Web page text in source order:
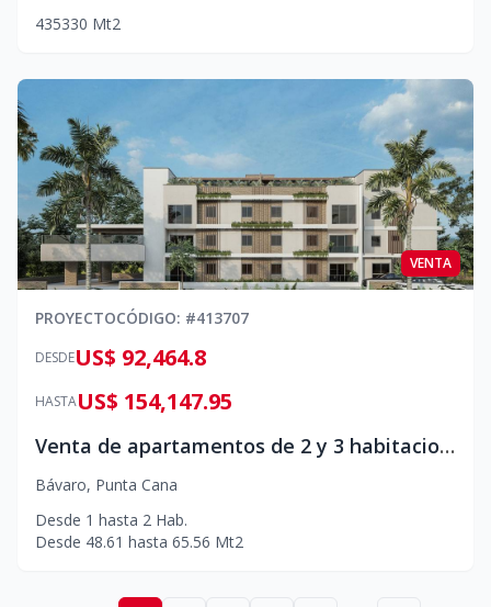
435330 Mt2
VENTA
PROYECTOCÓDIGO: #413707
DESDEUS$ 92,464.8
HASTAUS$ 154,147.95
Venta de apartamentos de 2 y 3 habitaciones Punta Cana
Bávaro, Punta Cana
Desde 1 hasta 2 Hab.
Desde 48.61 hasta 65.56 Mt2